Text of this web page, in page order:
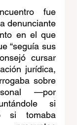
fue
denunciante
en el que
“seguía sus
cursar
jurídica,
sobre
—por
si
si tomaba